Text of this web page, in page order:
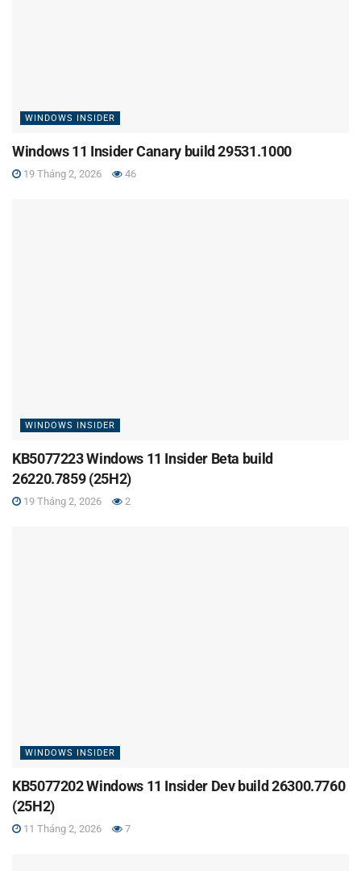
WINDOWS INSIDER
Windows 11 Insider Canary build 29531.1000
19 Tháng 2, 2026 46
WINDOWS INSIDER
KB5077223 Windows 11 Insider Beta build
26220.7859 (25H2)
19 Tháng 2, 2026 2
WINDOWS INSIDER
KB5077202 Windows 11 Insider Dev build 26300.7760
(25H2)
11 Tháng 2, 2026 7